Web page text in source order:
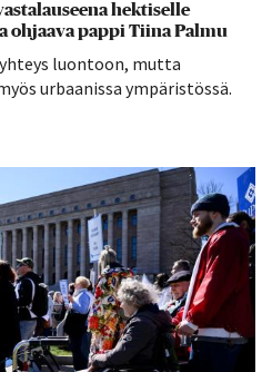
hektiselle
ohjaava pappi Tiina Palmu
luontoon, mutta
urbaanissa ympäristössä.